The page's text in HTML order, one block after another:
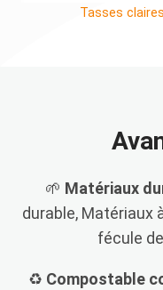
Tasses
🌱 Matériaux
durable, Matériaux
fécule
♻️ Compostable